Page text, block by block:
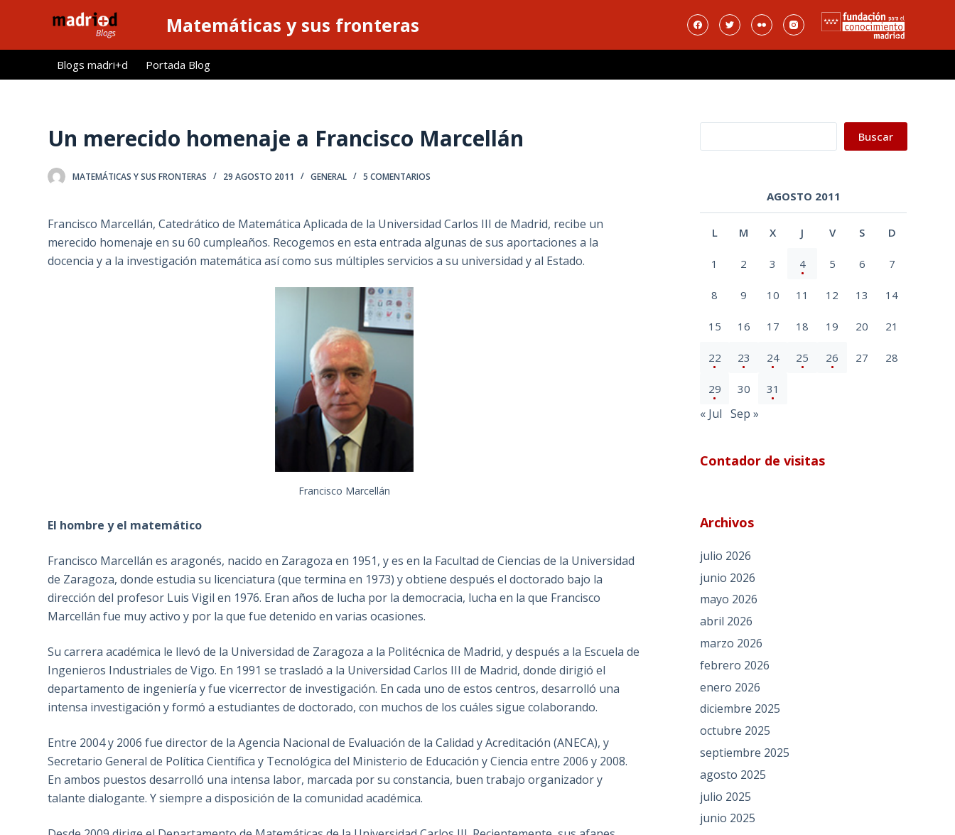
l
Matemáticas y sus fronteras
Blogs madri+d Portada Blog
Un merecido homenaje a Francisco Marcellán
MATEMÁTICAS Y SUS FRONTERAS 29 AGOSTO 2011 GENERAL 5 COMENTARIOS
Francisco Marcellán, Catedrático de Matemática Aplicada de la Universidad Carlos III de Madrid, recibe un
merecido homenaje en su 60 cumpleaños. Recogemos en esta entrada algunas de sus aportaciones a la
docencia y a la investigación matemática así como sus múltiples servicios a su universidad y al Estado.
Francisco Marcellán
El hombre y el matemático
Francisco Marcellán es aragonés, nacido en Zaragoza en 1951, y es en la Facultad de Ciencias de la Universidad
de Zaragoza, donde estudia su licenciatura (que termina en 1973) y obtiene después el doctorado bajo la
dirección del profesor Luis Vigil en 1976. Eran años de lucha por la democracia, lucha en la que Francisco
Marcellán fue muy activo y por la que fue detenido en varias ocasiones.
Su carrera académica le llevó de la Universidad de Zaragoza a la Politécnica de Madrid, y después a la Escuela de
Ingenieros Industriales de Vigo. En 1991 se trasladó a la Universidad Carlos III de Madrid, donde dirigió el
departamento de ingeniería y fue vicerrector de investigación. En cada uno de estos centros, desarrolló una
intensa investigación y formó a estudiantes de doctorado, con muchos de los cuáles sigue colaborando.
Entre 2004 y 2006 fue director de la Agencia Nacional de Evaluación de la Calidad y Acreditación (ANECA), y
Secretario General de Política Científica y Tecnológica del Ministerio de Educación y Ciencia entre 2006 y 2008.
En ambos puestos desarrolló una intensa labor, marcada por su constancia, buen trabajo organizador y
talante dialogante. Y siempre a disposición de la comunidad académica.
Buscar
AGOSTO 2011
L M X J V S D
1 2 3 4 5 6 7
8 9 10 11 12 13 14
15 16 17 18 19 20 21
22 23 24 25 26 27 28
29 30 31
« Jul Sep »
Contador de visitas
Archivos
julio 2026
junio 2026
mayo 2026
abril 2026
marzo 2026
febrero 2026
enero 2026
diciembre 2025
octubre 2025
septiembre 2025
agosto 2025
julio 2025
junio 2025